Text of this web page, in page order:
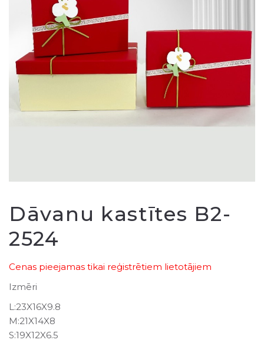
Dāvanu kastītes B2-
2524
Cenas pieejamas tikai reģistrētiem lietotājiem
Izmēri
L:23X16X9.8
M:21X14X8
S:19X12X6.5